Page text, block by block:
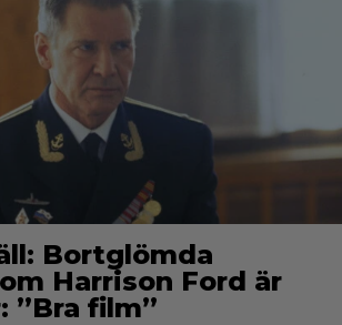
Bortglömda
Harrison Ford är
”Bra film”